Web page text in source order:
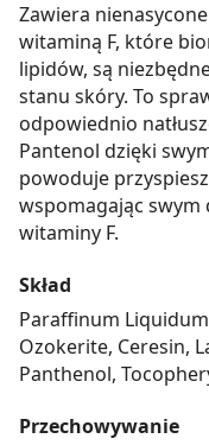
Zawiera
witaminą F, które
lipidów, są
stanu skóry. To
odpowiednio
Pantenol dzięki
powoduje
wspomagając swym
witaminy F.
Skład
Paraffinum
Ozokerite, Ceresin,
Panthenol,
Przechowywanie